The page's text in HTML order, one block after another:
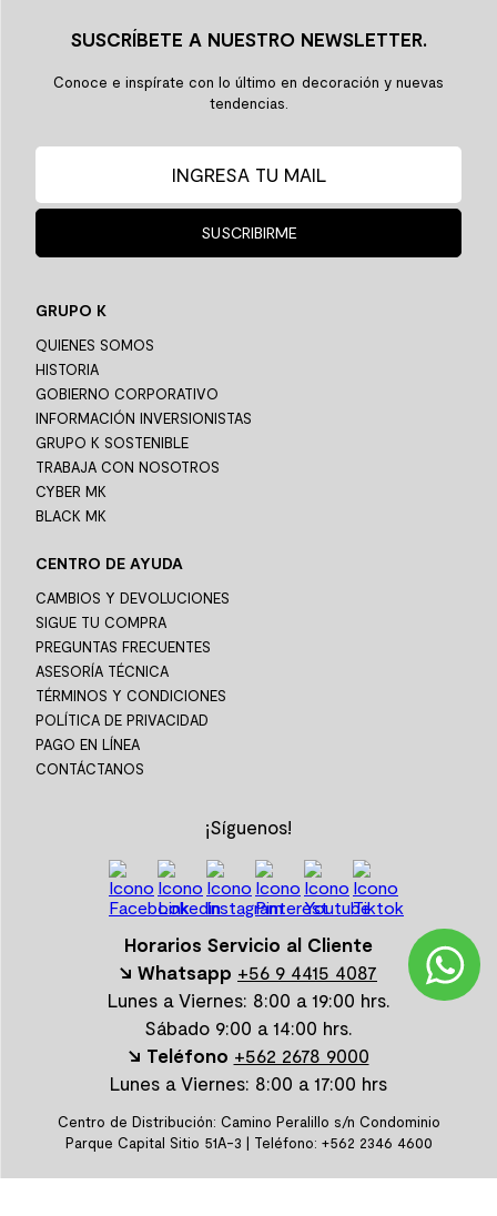
SUSCRÍBETE A NUESTRO NEWSLETTER.
Conoce e inspírate con lo último en decoración y nuevas
tendencias.
SUSCRIBIRME
GRUPO K
QUIENES SOMOS
HISTORIA
GOBIERNO CORPORATIVO
INFORMACIÓN INVERSIONISTAS
GRUPO K SOSTENIBLE
TRABAJA CON NOSOTROS
CYBER MK
BLACK MK
CENTRO DE AYUDA
CAMBIOS Y DEVOLUCIONES
SIGUE TU COMPRA
PREGUNTAS FRECUENTES
ASESORÍA TÉCNICA
TÉRMINOS Y CONDICIONES
POLÍTICA DE PRIVACIDAD
PAGO EN LÍNEA
CONTÁCTANOS
¡Síguenos!
Horarios Servicio al Cliente
↘ Whatsapp +56 9 4415 4087
Lunes a Viernes: 8:00 a 19:00 hrs.
Sábado 9:00 a 14:00 hrs.
↘ Teléfono +562 2678 9000
Lunes a Viernes: 8:00 a 17:00 hrs
Centro de Distribución: Camino Peralillo s/n Condominio
Parque Capital Sitio 51A-3 | Teléfono: +562 2346 4600